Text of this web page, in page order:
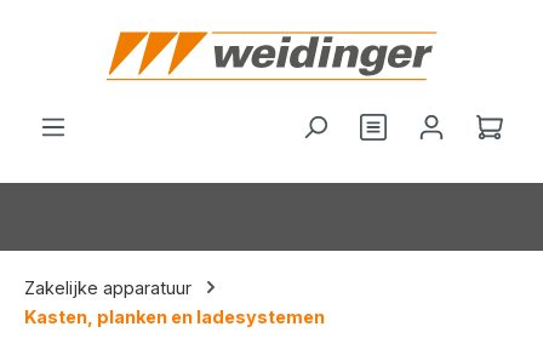
Je hebt 0 items
Zakelijke apparatuur
Kasten, planken en ladesystemen